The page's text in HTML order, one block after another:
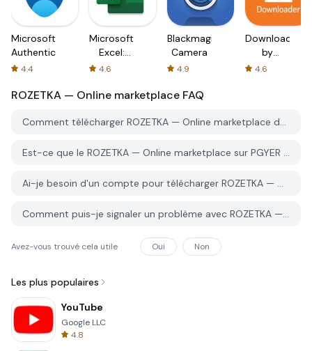
Microsoft
Authenticator
4.4
Microsoft
Excel:
Spreadsheets
4.6
Blackmagic
Camera
4.9
Downloader
by
AFTVnews
4.6
ROZETKA — Online marketplace FAQ
Comment télécharger ROZETKA — Online marketplace depuis PGYER APK HUB?
Est-ce que le ROZETKA — Online marketplace sur PGYER APK HUB est gratuit?
Ai-je besoin d'un compte pour télécharger ROZETKA — Online marketplace depuis PGYER APK HUB?
Comment puis-je signaler un problème avec ROZETKA — Online marketplace sur PGYER APK HUB?
Avez-vous trouvé cela utile Oui Non
Les plus populaires
YouTube
Google LLC
4.8